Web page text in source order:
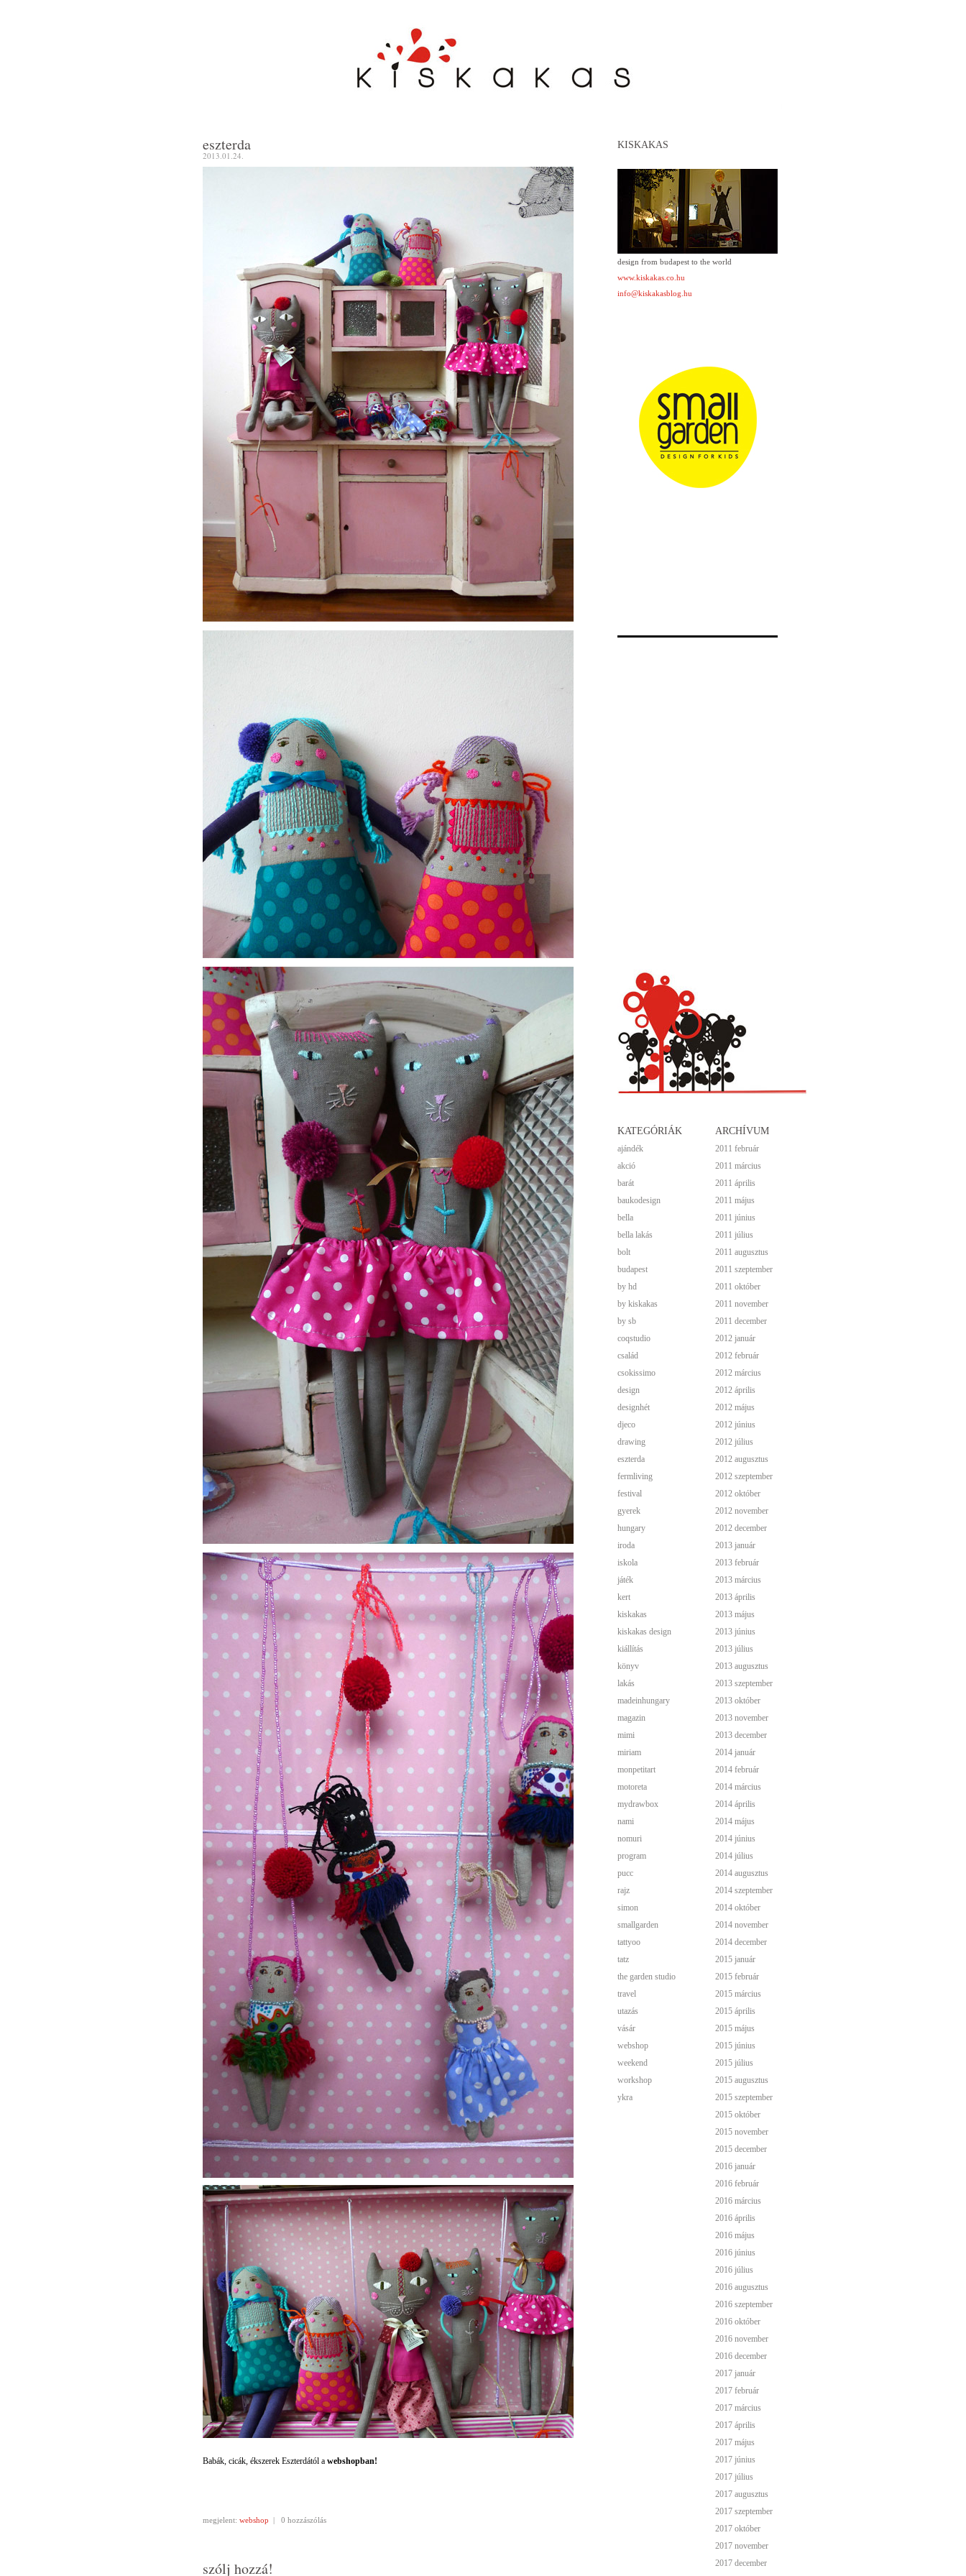
eszterda
2013.01.24.
Babák, cicák, ékszerek Eszterdától a webshopban!
megjelent: webshop | 0 hozzászólás
szólj hozzá!
KISKAKAS
design from budapest to the world
www.kiskakas.co.hu
info@kiskakasblog.hu
KATEGÓRIÁK
ajándék
akció
barát
baukodesign
bella
bella lakás
bolt
budapest
by hd
by kiskakas
by sb
coqstudio
család
csokissimo
design
designhét
djeco
drawing
eszterda
fermliving
festival
gyerek
hungary
iroda
iskola
játék
kert
kiskakas
kiskakas design
kiállítás
könyv
lakás
madeinhungary
magazin
mimi
miriam
monpetitart
motoreta
mydrawbox
nami
nomuri
program
pucc
rajz
simon
smallgarden
tattyoo
tatz
the garden studio
travel
utazás
vásár
webshop
weekend
workshop
ykra
ARCHÍVUM
2011 február
2011 március
2011 április
2011 május
2011 június
2011 július
2011 augusztus
2011 szeptember
2011 október
2011 november
2011 december
2012 január
2012 február
2012 március
2012 április
2012 május
2012 június
2012 július
2012 augusztus
2012 szeptember
2012 október
2012 november
2012 december
2013 január
2013 február
2013 március
2013 április
2013 május
2013 június
2013 július
2013 augusztus
2013 szeptember
2013 október
2013 november
2013 december
2014 január
2014 február
2014 március
2014 április
2014 május
2014 június
2014 július
2014 augusztus
2014 szeptember
2014 október
2014 november
2014 december
2015 január
2015 február
2015 március
2015 április
2015 május
2015 június
2015 július
2015 augusztus
2015 szeptember
2015 október
2015 november
2015 december
2016 január
2016 február
2016 március
2016 április
2016 május
2016 június
2016 július
2016 augusztus
2016 szeptember
2016 október
2016 november
2016 december
2017 január
2017 február
2017 március
2017 április
2017 május
2017 június
2017 július
2017 augusztus
2017 szeptember
2017 október
2017 november
2017 december